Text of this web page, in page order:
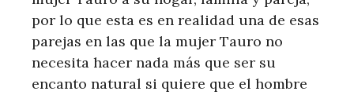
por lo que esta es en realidad una de esas
parejas en las que la mujer Tauro no
necesita hacer nada más que ser su
encanto natural si quiere que el hombre